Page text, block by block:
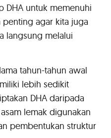
DHA untuk memenuhi
agar kita juga
langsung melalui
tahun-tahun awal
lebih sedikit
DHA daripada
lemak digunakan
pembentukan struktur